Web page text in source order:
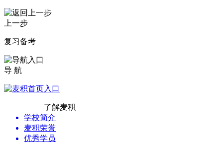
上一步
复习备考
导 航
了解麦积
学校简介
麦积荣誉
优秀学员